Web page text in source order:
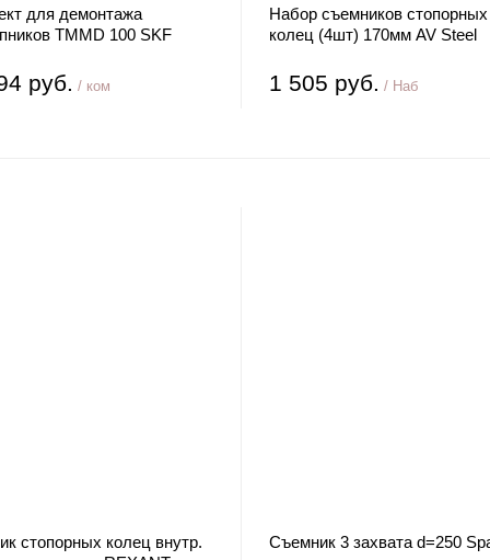
для демонтажа
TMMD 100 SKF
руб. / ком
Набор съемников стопорных
колец (4шт) 170мм AV Steel
1 505 руб. / Наб
стопорных колец внутр.
Съемник 3 захвата d=250